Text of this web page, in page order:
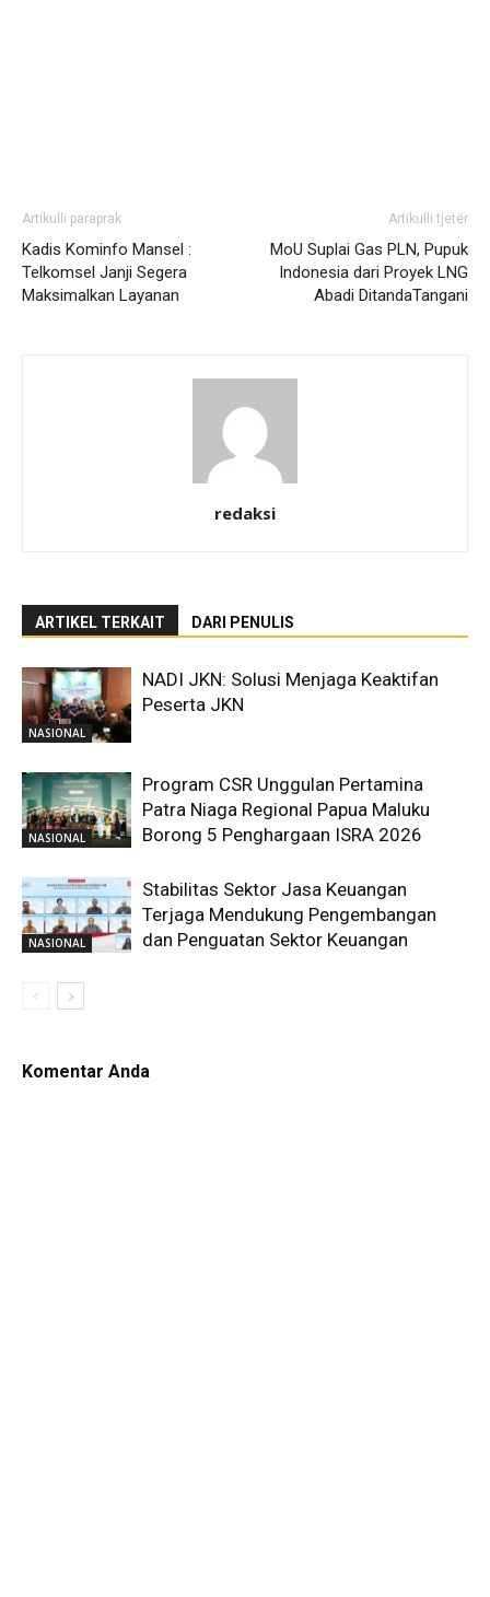
Artikulli paraprak
Kadis Kominfo Mansel :
Telkomsel Janji Segera
Maksimalkan Layanan
Artikulli tjetër
MoU Suplai Gas PLN, Pupuk
Indonesia dari Proyek LNG
Abadi DitandaTangani
redaksi
ARTIKEL TERKAIT DARI PENULIS
NASIONAL
NADI JKN: Solusi Menjaga Keaktifan
Peserta JKN
NASIONAL
Program CSR Unggulan Pertamina
Patra Niaga Regional Papua Maluku
Borong 5 Penghargaan ISRA 2026
NASIONAL
Stabilitas Sektor Jasa Keuangan
Terjaga Mendukung Pengembangan
dan Penguatan Sektor Keuangan
Komentar Anda